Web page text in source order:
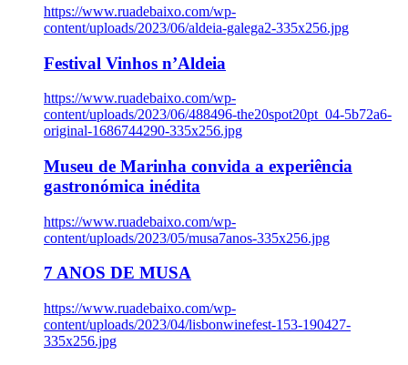
https://www.ruadebaixo.com/wp-
content/uploads/2023/06/aldeia-galega2-335x256.jpg
Festival Vinhos n’Aldeia
https://www.ruadebaixo.com/wp-
content/uploads/2023/06/488496-the20spot20pt_04-5b72a6-
original-1686744290-335x256.jpg
Museu de Marinha convida a experiência
gastronómica inédita
https://www.ruadebaixo.com/wp-
content/uploads/2023/05/musa7anos-335x256.jpg
7 ANOS DE MUSA
https://www.ruadebaixo.com/wp-
content/uploads/2023/04/lisbonwinefest-153-190427-
335x256.jpg